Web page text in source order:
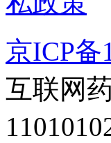
京ICP备
互联网